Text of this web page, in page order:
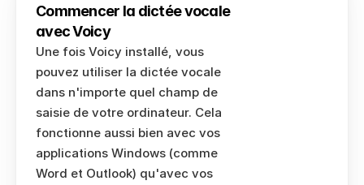
Commencer la dictée vocale
avec Voicy
Une fois Voicy installé, vous
pouvez utiliser la dictée vocale
dans n'importe quel champ de
saisie de votre ordinateur. Cela
fonctionne aussi bien avec vos
applications Windows (comme
Word et Outlook) qu'avec vos